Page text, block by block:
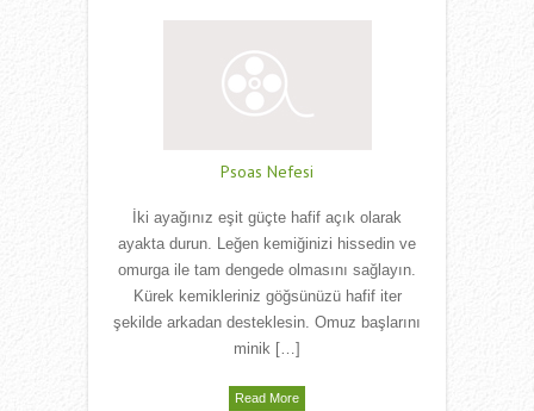
Psoas Nefesi
İki ayağınız eşit güçte hafif açık olarak
ayakta durun. Leğen kemiğinizi hissedin ve
omurga ile tam dengede olmasını sağlayın.
Kürek kemikleriniz göğsünüzü hafif iter
şekilde arkadan desteklesin. Omuz başlarını
minik […]
Read More